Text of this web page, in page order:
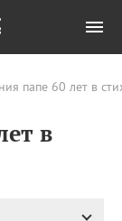
папе 60 лет в
в
Все
святителя
Чудотворца